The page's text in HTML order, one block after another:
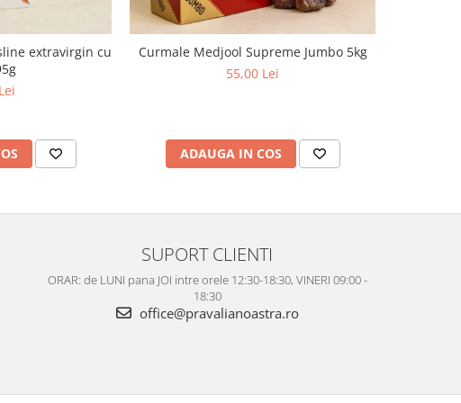
extravirgin cu
Curmale Medjool Supreme Jumbo 5kg
55,00 Lei
ADAUGA IN COS
SUPORT CLIENTI
ORAR: de LUNI pana JOI intre orele 12:30-18:30, VINERI 09:00 -
18:30
office@pravalianoastra.ro